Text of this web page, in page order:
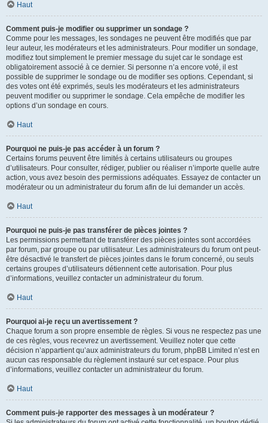
Haut
Comment puis-je modifier ou supprimer un sondage ?
Comme pour les messages, les sondages ne peuvent être modifiés que par
leur auteur, les modérateurs et les administrateurs. Pour modifier un sondage,
modifiez tout simplement le premier message du sujet car le sondage est
obligatoirement associé à ce dernier. Si personne n’a encore voté, il est
possible de supprimer le sondage ou de modifier ses options. Cependant, si
des votes ont été exprimés, seuls les modérateurs et les administrateurs
peuvent modifier ou supprimer le sondage. Cela empêche de modifier les
options d’un sondage en cours.
Haut
Pourquoi ne puis-je pas accéder à un forum ?
Certains forums peuvent être limités à certains utilisateurs ou groupes
d’utilisateurs. Pour consulter, rédiger, publier ou réaliser n’importe quelle autre
action, vous avez besoin des permissions adéquates. Essayez de contacter un
modérateur ou un administrateur du forum afin de lui demander un accès.
Haut
Pourquoi ne puis-je pas transférer de pièces jointes ?
Les permissions permettant de transférer des pièces jointes sont accordées
par forum, par groupe ou par utilisateur. Les administrateurs du forum ont peut-
être désactivé le transfert de pièces jointes dans le forum concerné, ou seuls
certains groupes d’utilisateurs détiennent cette autorisation. Pour plus
d’informations, veuillez contacter un administrateur du forum.
Haut
Pourquoi ai-je reçu un avertissement ?
Chaque forum a son propre ensemble de règles. Si vous ne respectez pas une
de ces règles, vous recevrez un avertissement. Veuillez noter que cette
décision n’appartient qu’aux administrateurs du forum, phpBB Limited n’est en
aucun cas responsable du règlement instauré sur cet espace. Pour plus
d’informations, veuillez contacter un administrateur du forum.
Haut
Comment puis-je rapporter des messages à un modérateur ?